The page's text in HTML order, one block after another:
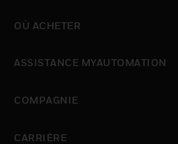
OÙ ACHETER
ASSISTANCE MYAUTOMATION
COMPAGNIE
CARRIÈRE